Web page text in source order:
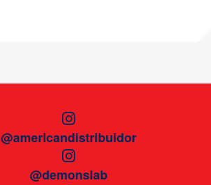
@americandistribuidor
@demonslab